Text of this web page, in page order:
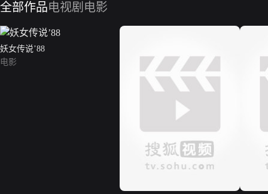
全部作品电视剧 电影
妖女传说’88
电影